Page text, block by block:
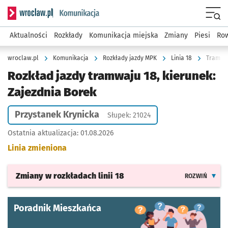
Serwis informacyjny wroclaw.pl podserwis: Komunikacja
Aktualności Rozkłady Komunikacja miejska Zmiany Piesi
wroclaw.pl Komunikacja Rozkłady jazdy MPK Linia 18
Rozkład jazdy tramwaju 18, kierunek:
Zajezdnia Borek
Przystanek Krynicka Słupek: 21024
Ostatnia aktualizacja: 01.08.2026
Linia zmieniona
Zmiany w rozkładach linii 18 ROZWIŃ
Poradnik Mieszkańca